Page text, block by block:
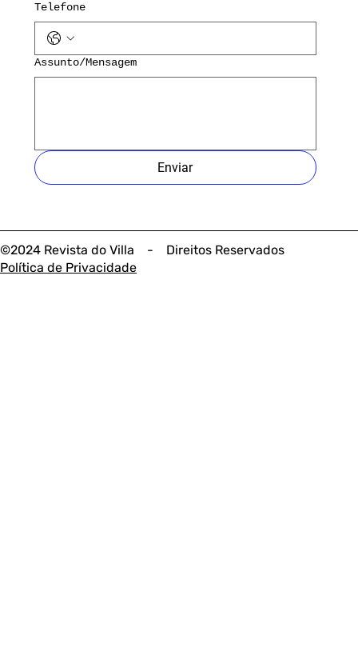
©2024 Revista do Villa - Direitos Reservados
Política de Privacidade
Telefone
Assunto/Mensagem
Enviar